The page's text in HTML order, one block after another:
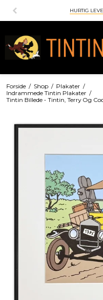
HURTIG
Forside / Shop / Plakater /
Indrammede Tintin Plakater /
Tintin Billede - Tintin, Terry Og